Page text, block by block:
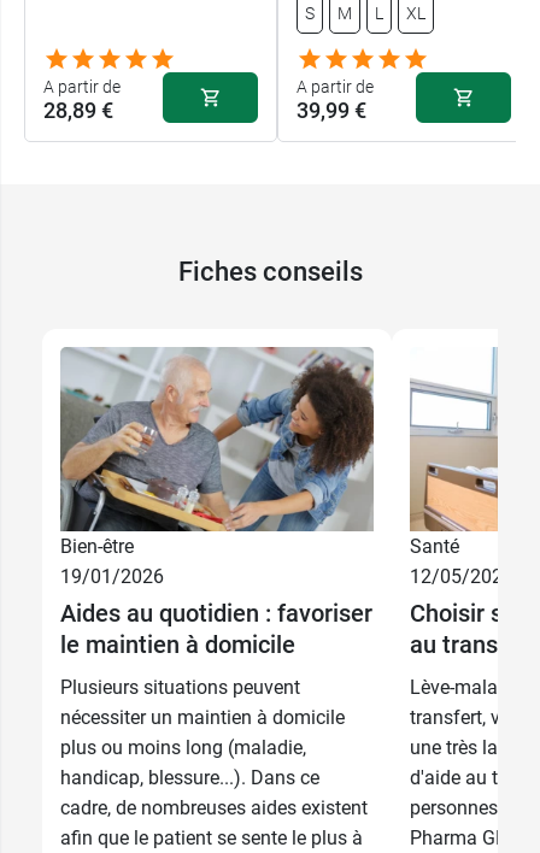
A partir de
28,89 €
70 cm x 190
20,89 €
41,79 €
28,89 €
S M L XL
A partir de
39,99 €
S 39,99 €
M 44,99 €
47,99 €
Fiches conseils
Bien-être
19/01/2026
Aides au quotidien : favoriser
le maintien à domicile
Plusieurs situations peuvent
nécessiter un maintien à domicile
plus ou moins long (maladie,
handicap, blessure...). Dans ce
cadre, de nombreuses aides existent
afin que le patient se sente le plus à
Santé
12/05/2025
Choisir son
au transfert
Lève-malade,
transfert,
une très large
d'aide au
personnes à
Pharma GDD